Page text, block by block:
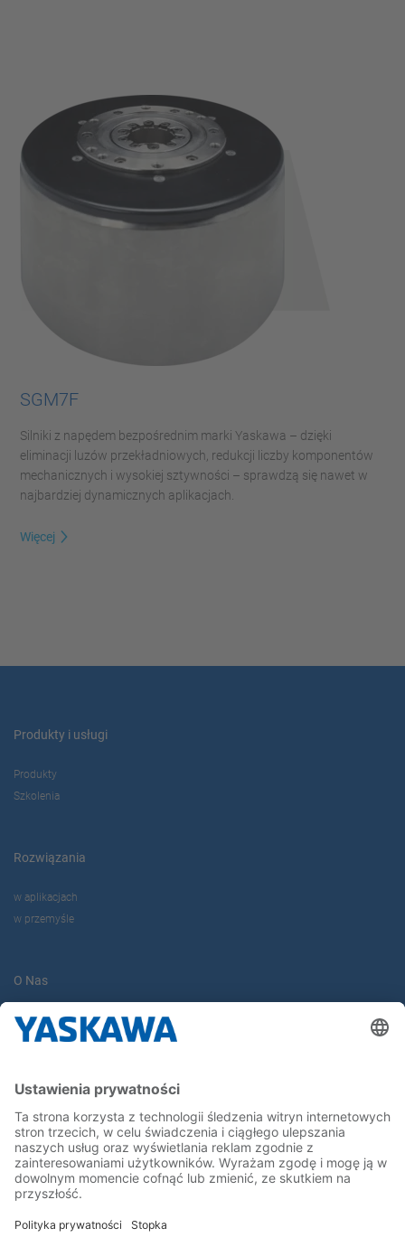
SGM7F
Silniki z napędem bezpośrednim marki Yaskawa – dzięki
eliminacji luzów przekładniowych, redukcji liczby komponentów
mechanicznych i wysokiej sztywności – sprawdzą się nawet w
najbardziej dynamicznych aplikacjach.
Więcej
Produkty i usługi
Produkty
Szkolenia
Rozwiązania
w aplikacjach
w przemyśle
O Nas
Yaskawa Europe Gmbh
Yaskawa Polska
Kariera
Bądź z nami na bieżąco